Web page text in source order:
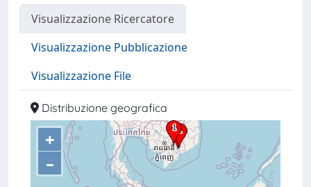
Visualizzazione Ricercatore
Visualizzazione Pubblicazione
Visualizzazione File
Distribuzione geografica
+
–